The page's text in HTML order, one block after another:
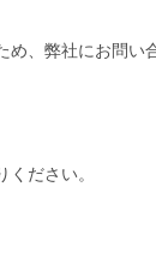
め、弊社にお問
ださい。